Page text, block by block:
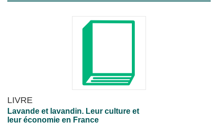
LIVRE
Lavande et lavandin. Leur culture et
leur économie en France